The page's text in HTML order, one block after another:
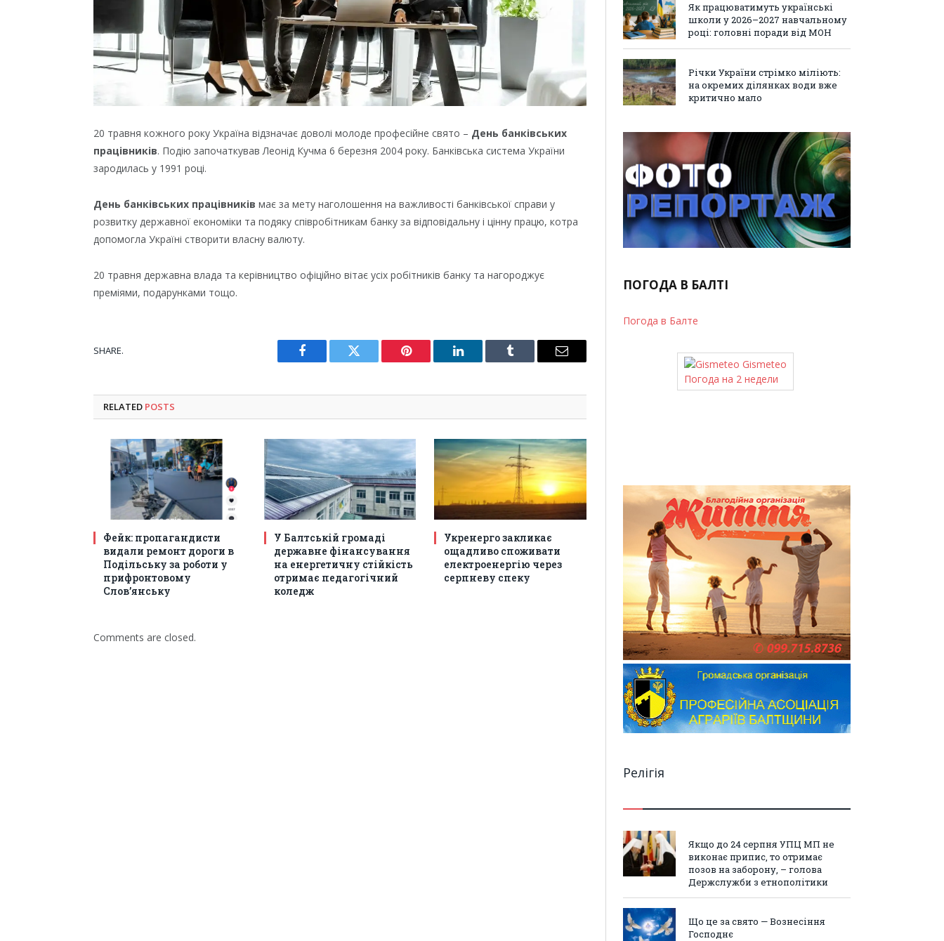
20 травня кожного року Україна відзначає доволі молоде професійне свято – День банківських
працівників. Подію започаткував Леонід Кучма 6 березня 2004 року. Банківська система України
зародилась у 1991 році.
День банківських працівників має за мету наголошення на важливості банківської справи у
розвитку державної економіки та подяку співробітникам банку за відповідальну і цінну працю, котра
допомогла Україні створити власну валюту.
20 травня державна влада та керівництво офіційно вітає усіх робітників банку та нагороджує
преміями, подарунками тощо.
SHARE.
Facebook Twitter Pinterest LinkedIn Tumblr Email
RELATED POSTS
Фейк: пропагандисти
видали ремонт дороги в
Подільську за роботи у
прифронтовому
Слов’янську
У Балтській громаді
державне фінансування
на енергетичну стійкість
отримає педагогічний
коледж
Укренерго закликає
ощадливо споживати
електроенергію через
серпневу спеку
Comments are closed.
Як працюватимуть українські
школи у 2026–2027 навчальному
році: головні поради від МОН
Річки України стрімко міліють:
на окремих ділянках води вже
критично мало
ПОГОДА В БАЛТІ
Погода в Балте
Gismeteo
Погода на 2 недели
Релігія
Якщо до 24 серпня УПЦ МП не
виконає припис, то отримає
позов на заборону, – голова
Держслужби з етнополітики
Що це за свято — Вознесіння
Господнє